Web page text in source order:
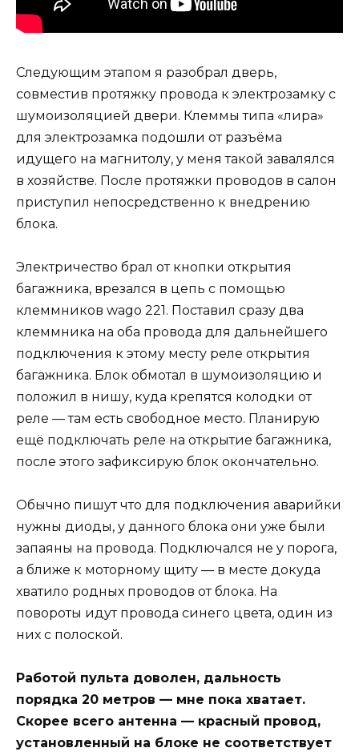
Следующим этапом я разобрал дверь,
совместив протяжку провода к электрозамку с
шумоизоляцией двери. Клеммы типа «лира»
для электрозамка подошли от разъёма
идущего на магнитолу, у меня такой завалялся
в хозяйстве. После протяжки проводов в салон
приступил непосредственно к внедрению
блока.
Электричество брал от кнопки открытия
багажника, врезался в цепь с помощью
клеммников wago 221. Поставил сразу два
клеммника на оба провода для дальнейшего
подключения к этому месту реле открытия
багажника. Блок обмотал в шумоизоляцию и
положил в нишу, куда крепятся колодки от
реле — там есть свободное место. Планирую
ещё подключать реле на открытие багажника,
после этого зафиксирую блок окончательно.
Обычно пишут что для подключения аварийки
нужны диоды, у данного блока они уже были
запаяны на провода. Подключался не у порога,
а ближе к моторному щиту — в месте докуда
хватило родных проводов от блока. На
повороты идут провода синего цвета, один из
них с полоской.
Работой пульта доволен, дальность
порядка 20 метров — мне пока хватает.
Скорее всего антенна — красный провод,
установленный на блоке не соответствует